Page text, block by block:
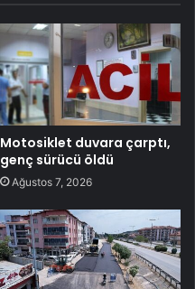
Motosiklet duvara çarptı,
genç sürücü öldü
Ağustos 7, 2026